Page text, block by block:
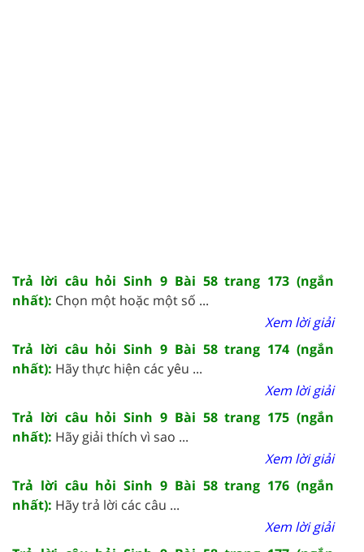
Trả lời câu hỏi Sinh 9 Bài 58 trang 173 (ngắn
nhất): Chọn một hoặc một số ...
Xem lời giải
Trả lời câu hỏi Sinh 9 Bài 58 trang 174 (ngắn
nhất): Hãy thực hiện các yêu ...
Xem lời giải
Trả lời câu hỏi Sinh 9 Bài 58 trang 175 (ngắn
nhất): Hãy giải thích vì sao ...
Xem lời giải
Trả lời câu hỏi Sinh 9 Bài 58 trang 176 (ngắn
nhất): Hãy trả lời các câu ...
Xem lời giải